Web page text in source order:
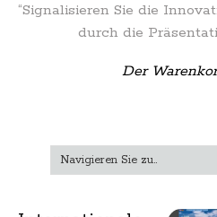
“Signalisieren Sie die
durch die
Der